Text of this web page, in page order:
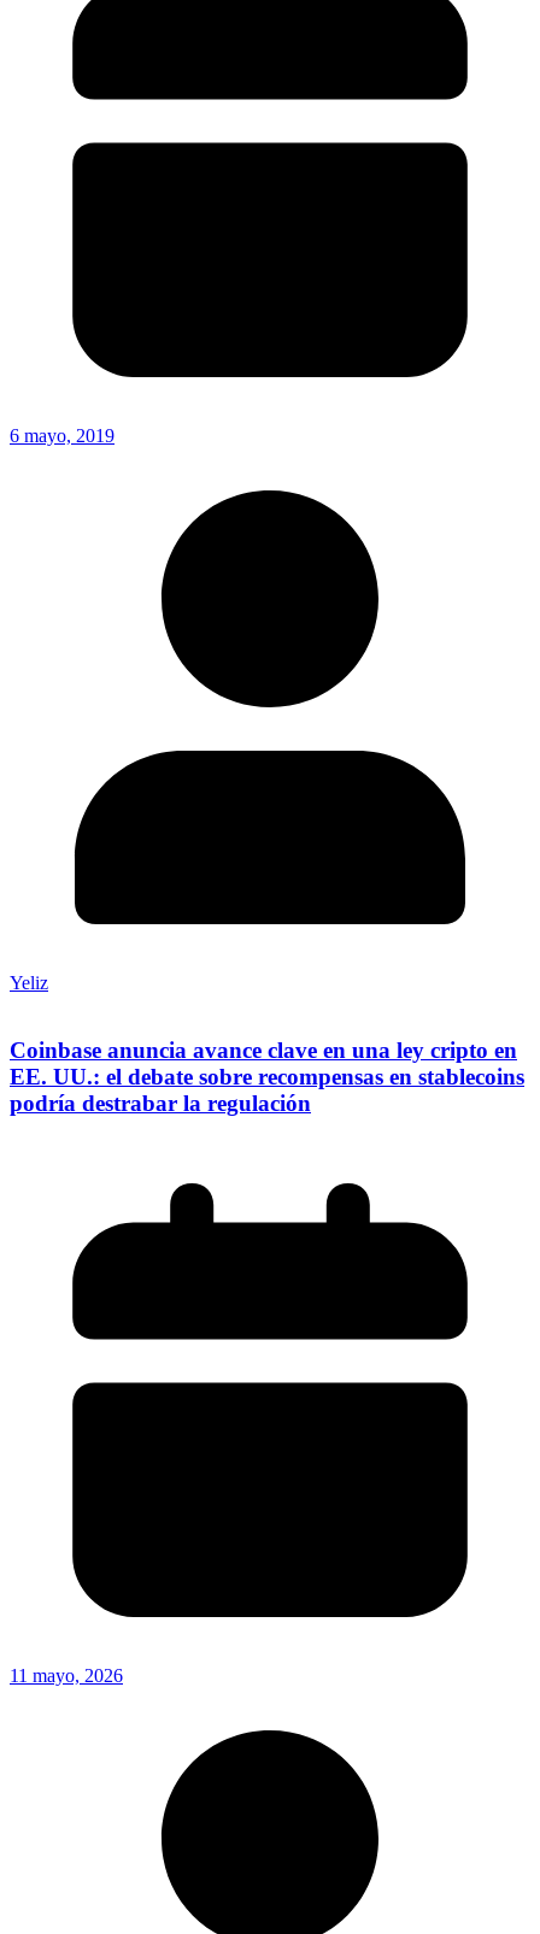
6 mayo, 2019
Yeliz
Coinbase anuncia avance clave en una ley cripto en
EE. UU.: el debate sobre recompensas en stablecoins
podría destrabar la regulación
11 mayo, 2026